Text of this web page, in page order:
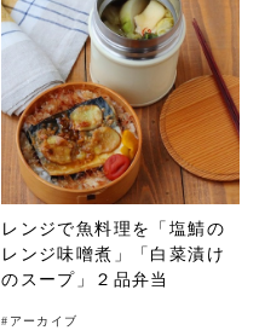
レンジで魚料理を「塩鯖の
レンジ味噌煮」「白菜漬け
のスープ」２品弁当
# アーカイブ